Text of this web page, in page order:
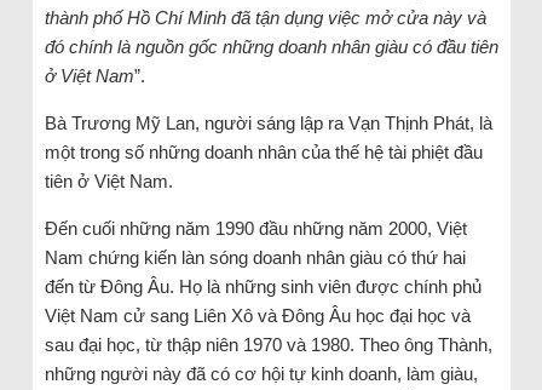
thành phố Hồ Chí Minh đã tận dụng việc mở cửa này và
đó chính là nguồn gốc những doanh nhân giàu có đầu tiên
ở Việt Nam”.
Bà Trương Mỹ Lan, người sáng lập ra Vạn Thịnh Phát, là
một trong số những doanh nhân của thế hệ tài phiệt đầu
tiên ở Việt Nam.
Đến cuối những năm 1990 đầu những năm 2000, Việt
Nam chứng kiến làn sóng doanh nhân giàu có thứ hai
đến từ Đông Âu. Họ là những sinh viên được chính phủ
Việt Nam cử sang Liên Xô và Đông Âu học đại học và
sau đại học, từ thập niên 1970 và 1980. Theo ông Thành,
những người này đã có cơ hội tự kinh doanh, làm giàu,